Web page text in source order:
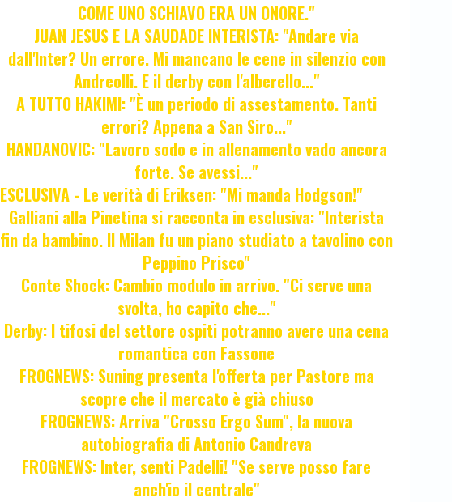
COME UNO SCHIAVO ERA UN ONORE."
JUAN JESUS E LA SAUDADE INTERISTA: "Andare via
dall'Inter? Un errore. Mi mancano le cene in silenzio con
Andreolli. E il derby con l'alberello..."
A TUTTO HAKIMI: "È un periodo di assestamento. Tanti
errori? Appena a San Siro..."
HANDANOVIC: "Lavoro sodo e in allenamento vado ancora
forte. Se avessi..."
ESCLUSIVA - Le verità di Eriksen: "Mi manda Hodgson!"
Galliani alla Pinetina si racconta in esclusiva: "Interista
fin da bambino. Il Milan fu un piano studiato a tavolino con
Peppino Prisco"
Conte Shock: Cambio modulo in arrivo. "Ci serve una
svolta, ho capito che..."
Derby: I tifosi del settore ospiti potranno avere una cena
romantica con Fassone
FROGNEWS: Suning presenta l'offerta per Pastore ma
scopre che il mercato è già chiuso
FROGNEWS: Arriva "Crosso Ergo Sum", la nuova
autobiografia di Antonio Candreva
FROGNEWS: Inter, senti Padelli! "Se serve posso fare
anch'io il centrale"